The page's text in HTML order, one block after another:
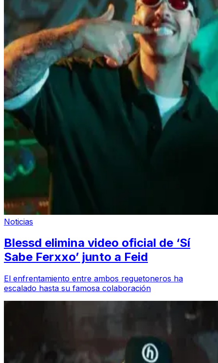
Noticias
Blessd elimina video oficial de ‘Sí
Sabe Ferxxo’ junto a Feid
El enfrentamiento entre ambos reguetoneros ha
escalado hasta su famosa colaboración